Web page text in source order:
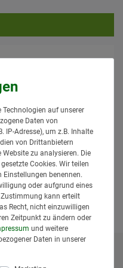
Außen
auf unserer
Daten von
IP-Adresse), um z.B. Inhalte
von Drittanbietern
zu analysieren. Die
Cookies. Wir teilen
Einstellungen benennen.
oder aufgrund eines
Zustimmung kann erteilt
Recht, nicht einzuwilligen
Zeitpunkt zu ändern oder
und weitere
Daten in unserer